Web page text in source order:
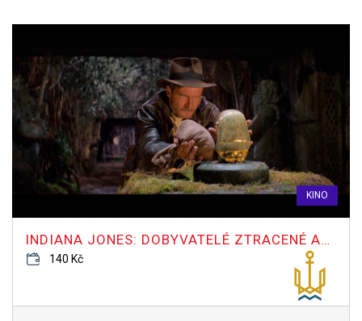
KINO
INDIANA JONES: DOBYVATELÉ ZTRACENÉ ARCHY
140 Kč